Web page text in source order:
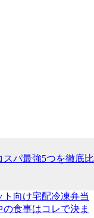
スパ最強5つを徹底比